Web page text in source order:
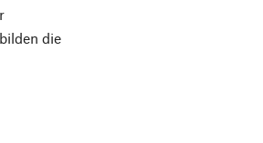
die